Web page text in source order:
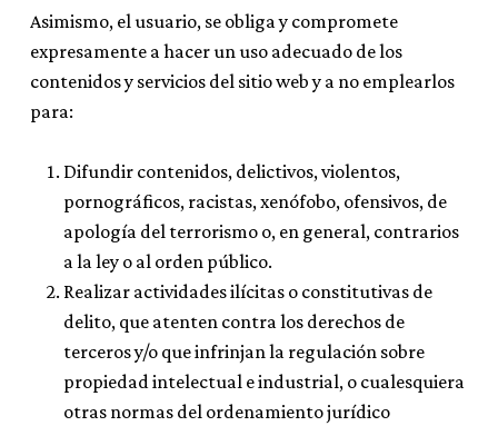
Asimismo, el usuario, se obliga y compromete
expresamente a hacer un uso adecuado de los
contenidos y servicios del sitio web y a no emplearlos
para:
Difundir contenidos, delictivos, violentos,
pornográficos, racistas, xenófobo, ofensivos, de
apología del terrorismo o, en general, contrarios
a la ley o al orden público.
Realizar actividades ilícitas o constitutivas de
delito, que atenten contra los derechos de
terceros y/o que infrinjan la regulación sobre
propiedad intelectual e industrial, o cualesquiera
otras normas del ordenamiento jurídico